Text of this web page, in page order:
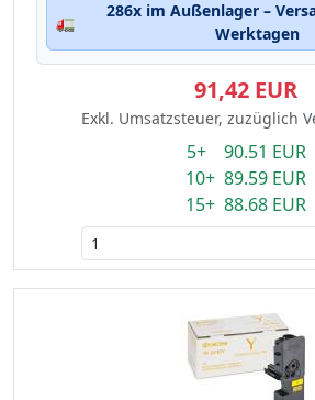
🚛
286x im Außenlager –
Werktagen
91,42 EUR
Exkl. Umsatzsteuer, zuzüglich
5+ 90.51 EUR
10+ 89.59 EUR
15+ 88.68 EUR